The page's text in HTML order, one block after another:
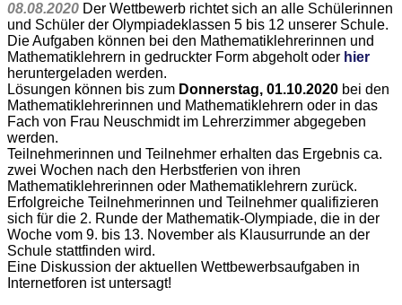
08.08.2020 Der Wettbewerb richtet sich an alle Schülerinnen
und Schüler der Olympiadeklassen 5 bis 12 unserer Schule.
Die Aufgaben können bei den Mathematiklehrerinnen und
Mathematiklehrern in gedruckter Form abgeholt oder hier
heruntergeladen werden.
Lösungen können bis zum Donnerstag, 01.10.2020 bei den
Mathematiklehrerinnen und Mathematiklehrern oder in das
Fach von Frau Neuschmidt im Lehrerzimmer abgegeben
werden.
Teilnehmerinnen und Teilnehmer erhalten das Ergebnis ca.
zwei Wochen nach den Herbstferien von ihren
Mathematiklehrerinnen oder Mathematiklehrern zurück.
Erfolgreiche Teilnehmerinnen und Teilnehmer qualifizieren
sich für die 2. Runde der Mathematik-Olympiade, die in der
Woche vom 9. bis 13. November als Klausurrunde an der
Schule stattfinden wird.
Eine Diskussion der aktuellen Wettbewerbsaufgaben in
Internetforen ist untersagt!